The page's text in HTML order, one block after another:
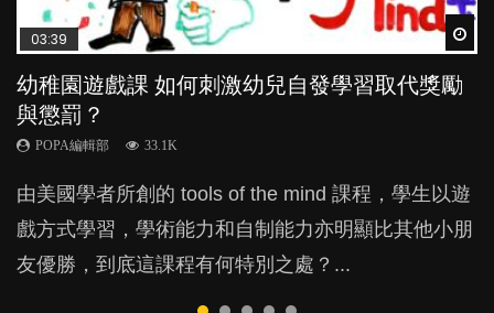
03:39
幼稚園遊戲課 如何刺激幼兒自發學習取代獎勵
與懲罰？
POPA編輯部 33.1K
由美國學者所創的 tools of the mind 課程，學生以遊
戲方式學習，學術能力和自制能力亦明顯比其他小朋
友優勝，到底這課程有何特別之處？...
04:59
幼兒playgroup真係玩耍中學習？研究指BB 15個
月大前上堂不見效果
POPA編輯部 47.1K
現今小朋友的起跑線，愈推愈前。雖然政府並無官方
的統計數字，但粗略估算，香港至少有六、七百家早
期教育中心，但孩子是否愈早上Playgroup愈好？...
03:02
老公患產後憂鬱症對BB的影響
POPA編輯部
鬱，影響日常生活，嚴重的甚至會有自殺，或傷害小
朋友的念頭。但為何爸爸患上產後抑鬱往往難以察
覺？...
04:06
全職好？在職好？｜全職媽媽與在職媽媽的壓
力與價值
POPA編輯部 25.8K
許多媽媽心底可能都有一刻掙扎過：究竟全職好，還
是在職好。雖說每個家庭都有自己的獨特狀況和考慮
因素，但原來全職和在職媽媽所養育的子女其實都各
04:18
凡事以BB為中心，就係好爸媽？｜別忽視父母
的身心虛耗
POPA編輯部 31.5K
父母日夜無間、身心俱疲地照顧BB，如何做到正向
教養？部份父母更會為了小朋友放棄自己的嗜好、減
少出席朋友聚會等等，你以為會換來美好的親子關
係，有助小朋友成長，但原來父母身心虛耗對孩子的